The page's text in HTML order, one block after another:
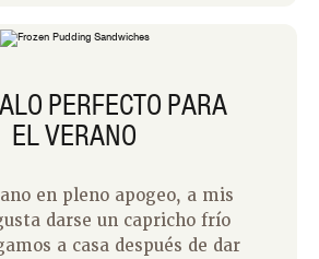
de todos los postres!
PERFECTO PARA
EL VERANO
en pleno apogeo, a mis
darse un capricho frío
a casa después de dar